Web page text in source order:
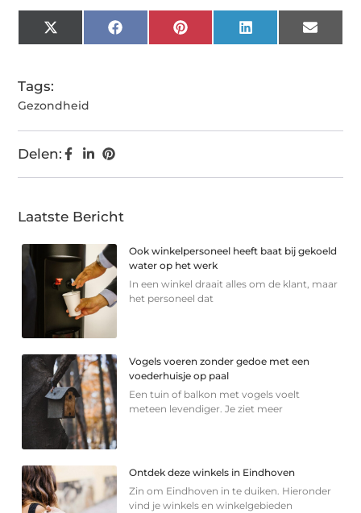
X
(Twitter)
FacebookPinterest LinkedIn Email
Tags:
Gezondheid
Delen:
Laatste Bericht
Ook winkelpersoneel heeft baat bij gekoeld
water op het werk
In een winkel draait alles om de klant, maar
het personeel dat
Vogels voeren zonder gedoe met een
voederhuisje op paal
Een tuin of balkon met vogels voelt
meteen levendiger. Je ziet meer
Ontdek deze winkels in Eindhoven
Zin om Eindhoven in te duiken. Hieronder
vind je winkels en winkelgebieden